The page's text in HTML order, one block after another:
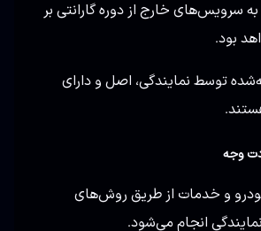
سرویس‌های خارج از دوره گارانتی بر
بود.
توسط نمایندگی، اصل و دارای
و خدمات از طریق روش‌های
انجام می‌شود.